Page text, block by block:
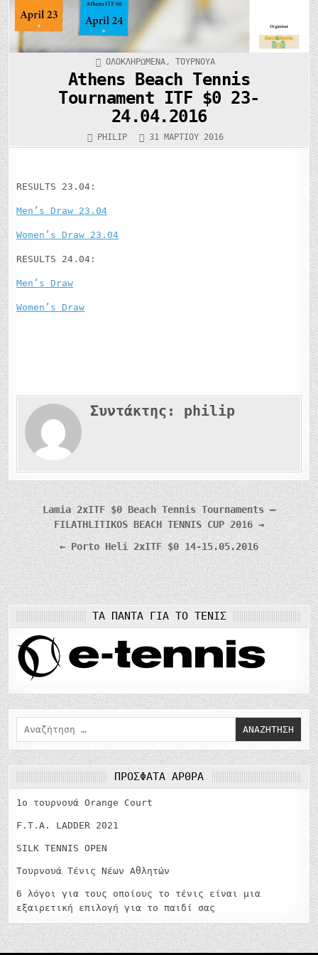
ΚΑΤΑΧΩΡΉΘΗΚΕ
ΟΛΟΚΛΗΡΩΜΈΝΑ, ΤΟΥΡΝΟΥΆ
Athens Beach Tennis
Tournament ITF $0 23-
24.04.2016
PHILIP 31 ΜΑΡΤΊΟΥ 2016
RESULTS 23.04:
Men’s Draw 23.04
Women’s Draw 23.04
RESULTS 24.04:
Men’s Draw
Women’s Draw
Συντάκτης: philip
Πλοήγηση
άρθρων
Lamia 2xITF $0 Beach Tennis Tournaments –
FILATHLITIKOS BEACH TENNIS CUP 2016 →
← Porto Heli 2xITF $0 14-15.05.2016
ΤΑ ΠΆΝΤΑ ΓΙΑ ΤΟ ΤΈΝΙΣ
Αναζήτηση
ΠΡΌΣΦΑΤΑ ΆΡΘΡΑ
1o τουρνουά Orange Court
F.T.A. LADDER 2021
SILK TENNIS OPEN
Τουρνουά Τένις Νέων Αθλητών
6 λόγοι για τους οποίους το τένις είναι μια
εξαιρετική επιλογή για το παιδί σας